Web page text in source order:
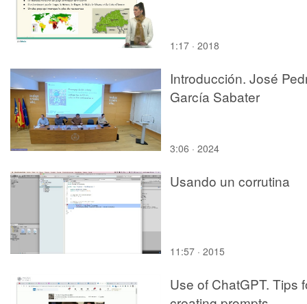
1:17 · 2018
Introducción. José
García Sabater
3:06 · 2024
Usando un corrutina
11:57 · 2015
Use of ChatGPT. Tips